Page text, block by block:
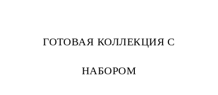
ГОТОВАЯ КОЛЛЕКЦИЯ С
НАБОРОМ